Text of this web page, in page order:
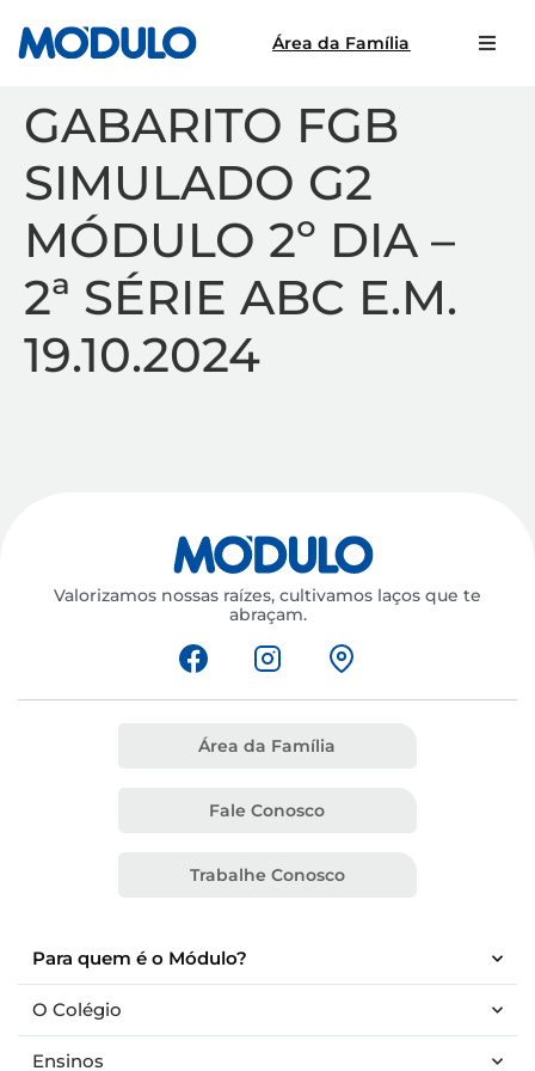
Área da Família
GABARITO FGB
SIMULADO G2
MÓDULO 2º DIA –
2ª SÉRIE ABC E.M.
19.10.2024
Valorizamos nossas raízes, cultivamos laços que te
abraçam.
Para quem é o Módulo?
O Colégio
Ensinos
Área da Família
Fale Conosco
Trabalhe Conosco